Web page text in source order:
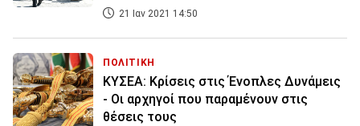
21 Ιαν 2021 14:50
ΠΟΛΙΤΙΚΗ
ΚΥΣΕΑ: Κρίσεις στις Ένοπλες Δυνάμεις
- Οι αρχηγοί που παραμένουν στις
θέσεις τους